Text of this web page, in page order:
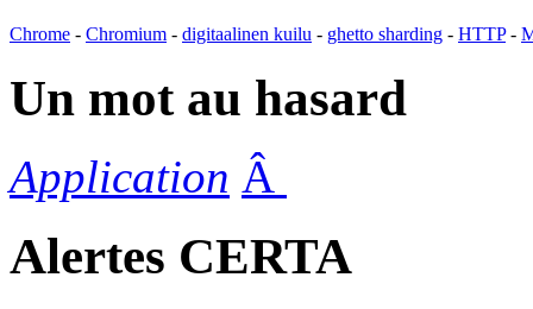
Chrome - Chromium - digitaalinen kuilu - ghetto sharding - HTTP-
Un mot au hasard
Application Â
Alertes CERTA